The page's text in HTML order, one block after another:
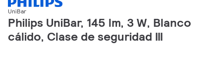
UniBar
Philips UniBar, 145 lm, 3 W, Blanco
cálido, Clase de seguridad III